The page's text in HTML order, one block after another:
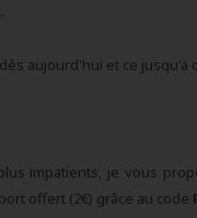
.
aujourd'hui et ce jusqu'à
impatients, je vous
offert (2€) grâce au code